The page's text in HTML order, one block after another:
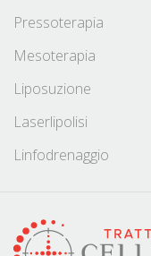
Pressoterapia
Mesoterapia
Liposuzione
Laserlipolisi
Linfodrenaggio